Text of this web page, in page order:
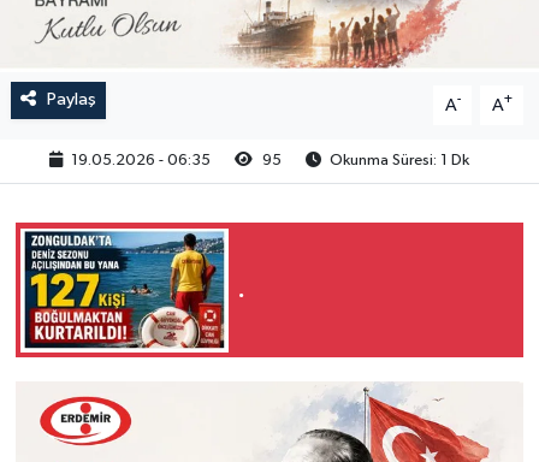
Paylaş A- A+
19.05.2026 - 06:35 95 Okunma Süresi: 1 Dk
.
RESMİ İLAN